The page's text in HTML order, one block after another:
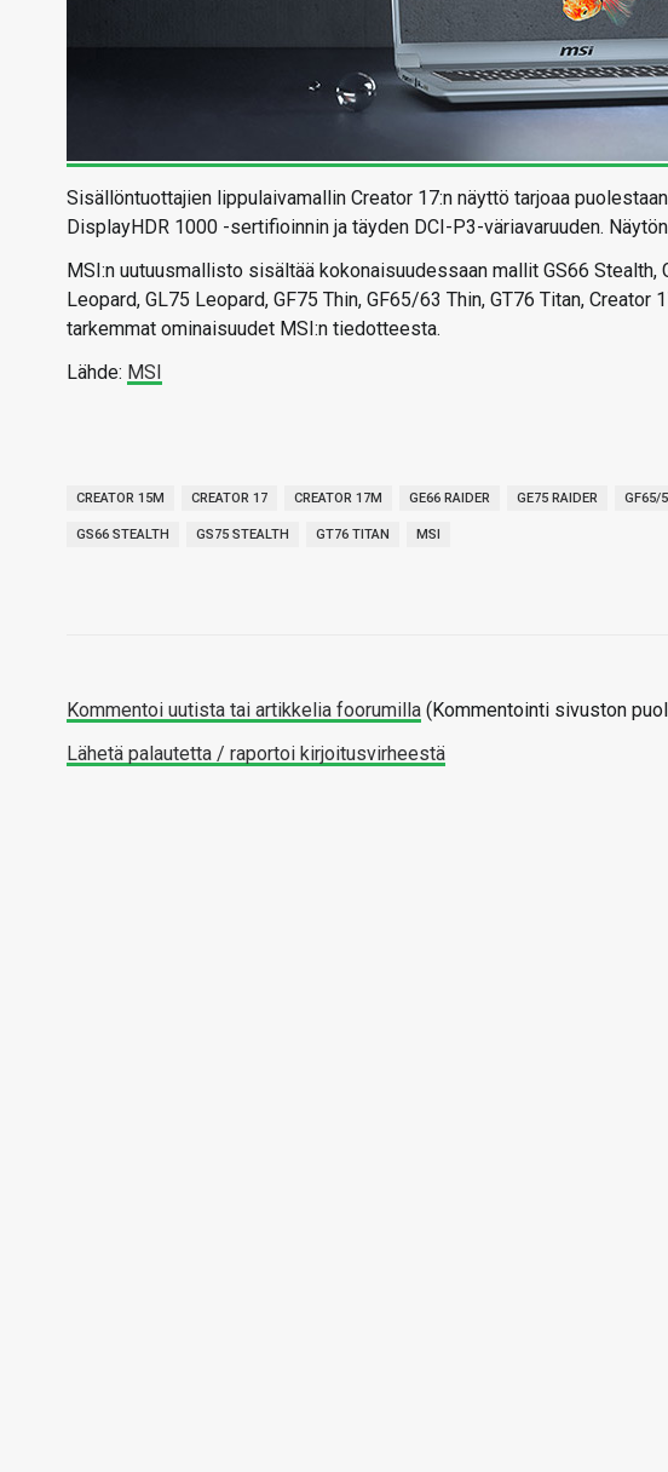
Sisällöntuottajien lippulaivamallin Creator 17:n näyttö tarjoaa
DisplayHDR 1000 -sertifioinnin ja täyden DCI-P3-väriavaruuden.
MSI:n uutuusmallisto sisältää kokonaisuudessaan mallit GS66 Stealth,
Leopard, GL75 Leopard, GF75 Thin, GF65/63 Thin, GT76 Titan,
tarkemmat ominaisuudet MSI:n tiedotteesta.
Lähde: MSI
CREATOR 15M CREATOR 17 CREATOR 17M GE66 RAIDER GE75 RAIDER GF65/
GS66 STEALTH GS75 STEALTH GT76 TITAN MSI
Kommentoi uutista tai artikkelia foorumilla (Kommentointi sivuston
Lähetä palautetta / raportoi kirjoitusvirheestä